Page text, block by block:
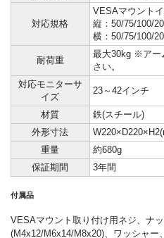
対応規格
VESAマウント
縦：50/75/100/
横：50/75/100/
耐荷重
最大30kg ※アー
さい。
対応モニターサ
イズ
23～42インチ
材質
鉄(スチール)
外形寸法
重量
約680g
保証期間
3年間
付属品
VESAマウント取り付け用ネジ、ナ
(M4x12/M6x14/M8x20)、ワッシャー